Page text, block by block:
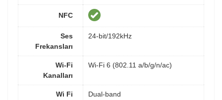
NFC
Ses
Frekansları
24-bit/192kHz
Wi-Fi
Kanalları
Wi-Fi 6 (802.11 a/b/g/n/ac)
Wi Fi
Dual-band